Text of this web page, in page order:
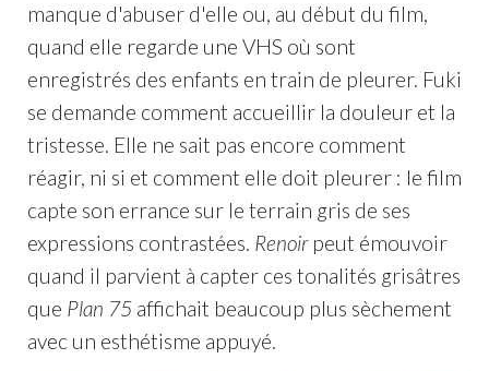
manque d'abuser d'elle ou, au début du film,
quand elle regarde une VHS où sont
enregistrés des enfants en train de pleurer. Fuki
se demande comment accueillir la douleur et la
tristesse. Elle ne sait pas encore comment
réagir, ni si et comment elle doit pleurer : le film
capte son errance sur le terrain gris de ses
expressions contrastées. Renoirpeut émouvoir
quand il parvient à capter ces tonalités grisâtres
que Plan 75affichait beaucoup plus sèchement
avec un esthétisme appuyé.